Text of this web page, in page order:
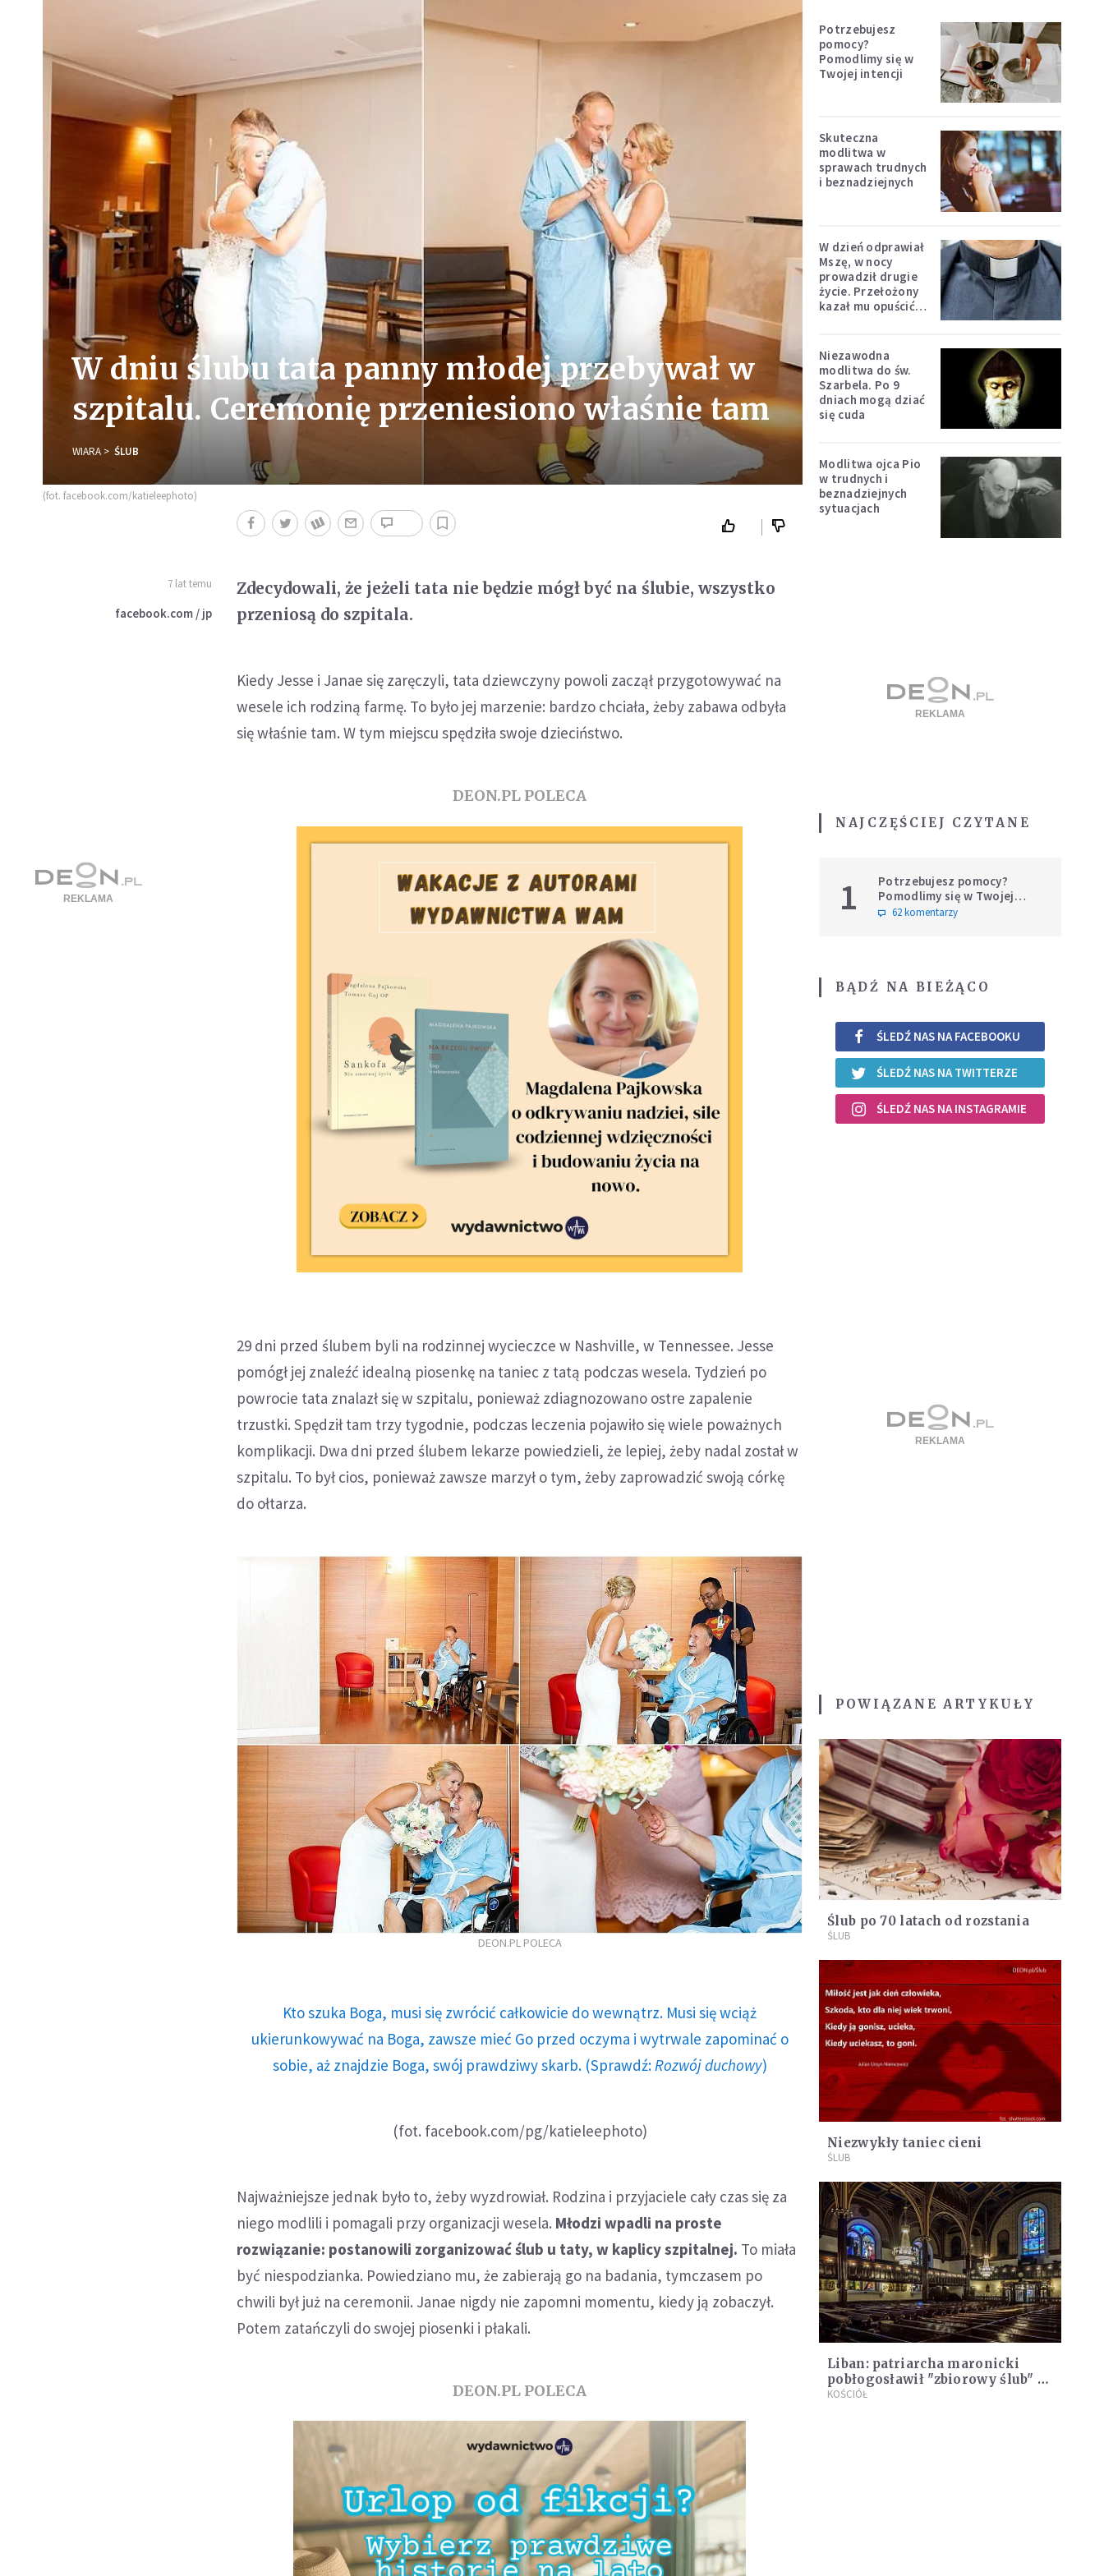
W dniu ślubu tata panny młodej przebywał w
szpitalu. Ceremonię przeniesiono właśnie tam
WIARA ŚLUB
(fot. facebook.com/katieleephoto)
7 lat temu
facebook.com / jp
Zdecydowali, że jeżeli tata nie będzie mógł być na ślubie, wszystko
przeniosą do szpitala.
Kiedy Jesse i Janae się zaręczyli, tata dziewczyny powoli zaczął przygotowywać na
wesele ich rodziną farmę. To było jej marzenie: bardzo chciała, żeby zabawa odbyła
się właśnie tam. W tym miejscu spędziła swoje dzieciństwo.
DEON.PL POLECA
29 dni przed ślubem byli na rodzinnej wycieczce w Nashville, w Tennessee. Jesse
pomógł jej znaleźć idealną piosenkę na taniec z tatą podczas wesela. Tydzień po
powrocie tata znalazł się w szpitalu, ponieważ zdiagnozowano ostre zapalenie
trzustki. Spędził tam trzy tygodnie, podczas leczenia pojawiło się wiele poważnych
komplikacji. Dwa dni przed ślubem lekarze powiedzieli, że lepiej, żeby nadal został w
szpitalu. To był cios, ponieważ zawsze marzył o tym, żeby zaprowadzić swoją córkę
do ołtarza.
DEON.PL POLECA
Kto szuka Boga, musi się zwrócić całkowicie do wewnątrz. Musi się wciąż
ukierunkowywać na Boga, zawsze mieć Go przed oczyma i wytrwale zapominać o
sobie, aż znajdzie Boga, swój prawdziwy skarb. (Sprawdź:Rozwój duchowy)
(fot. facebook.com/pg/katieleephoto)
Najważniejsze jednak było to, żeby wyzdrowiał. Rodzina i przyjaciele cały czas się za
niego modlili i pomagali przy organizacji wesela. Młodzi wpadli na proste
rozwiązanie: postanowili zorganizować ślub u taty, w kaplicy szpitalnej. To miała
być niespodzianka. Powiedziano mu, że zabierają go na badania, tymczasem po
chwili był już na ceremonii. Janae nigdy nie zapomni momentu, kiedy ją zobaczył.
Potem zatańczyli do swojej piosenki i płakali.
DEON.PL POLECA
Potrzebujesz
pomocy?
Pomodlimy się w
Twojej intencji
Skuteczna
modlitwa w
sprawach trudnych
i beznadziejnych
W dzień odprawiał
Mszę, w nocy
prowadził drugie
życie. Przełożony
kazał mu opuścić
Niezawodna
modlitwa do św.
Szarbela. Po 9
dniach mogą dziać
się cuda
Modlitwa ojca Pio
w trudnych i
beznadziejnych
sytuacjach
NAJCZĘŚCIEJ CZYTANE
1
Potrzebujesz pomocy?
Pomodlimy się w Twojej
intencji
62 komentarzy
BĄDŹ NA BIEŻĄCO
ŚLEDŹ NAS NA FACEBOOKU
ŚLEDŹ NAS NA TWITTERZE
ŚLEDŹ NAS NA INSTAGRAMIE
POWIĄZANE ARTYKUŁY
Ślub po 70 latach od rozstania
ŚLUB
Niezwykły taniec cieni
ŚLUB
Liban: patriarcha maronicki
pobłogosławił "zbiorowy ślub" 41
par
KOŚCIÓŁ